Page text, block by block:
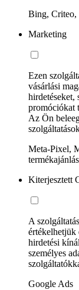
Bing, Criteo,
Marketing
Ezen
vásárlási
hirdetéseket,
promóciókat
Az Ön
Meta-Pixel,
Kiterjesztett
A
értékelhetjük
hirdetési
személyes
Google Ads